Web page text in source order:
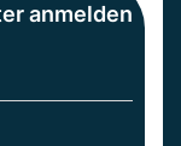
anmelden